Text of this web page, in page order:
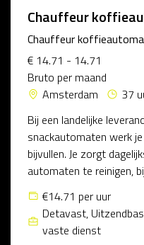
Chauffeur
Chauffeur
€ 14.71 - 14.71
Bruto per maand
Amsterdam
37
Bij een landelijke
snackautomaten werk
bijvullen. Je zorgt
automaten te reinigen,
€14.71 per uur
Detavast,
vaste dienst